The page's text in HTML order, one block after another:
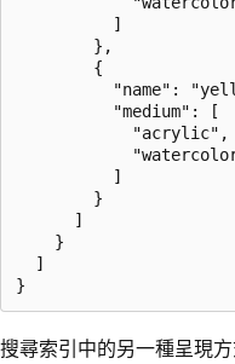
          ]
        },
        {
"name":
          "medium": [
            "acrylic",
          ]
        }
      ]
    }
  ]
搜尋索引中的另一種呈現